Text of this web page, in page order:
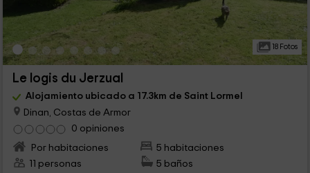
18 Fotos
Le logis du Jerzual
Alojamiento ubicado a 17.3km de Saint Lormel
Dinan, Costas de Armor
0 opiniones
Por habitaciones
5 habitaciones
11 personas
5 baños